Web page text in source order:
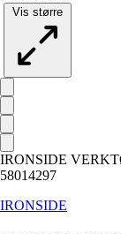
Vis større
IRONSIDE
58014297
IRONSIDE